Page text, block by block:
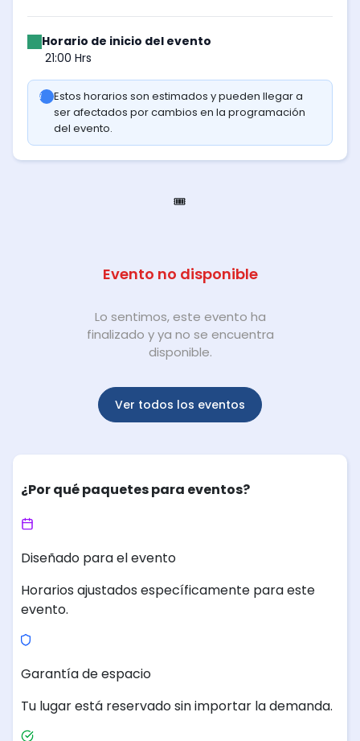
Horario de inicio del evento
21:00 Hrs
Estos horarios son estimados y pueden llegar a
ser afectados por cambios en la programación
del evento.
🎟️
Evento no disponible
Lo sentimos, este evento ha
finalizado y ya no se encuentra
disponible.
Ver todos los eventos
¿Por qué paquetes para eventos?
Diseñado para el evento
Horarios ajustados específicamente para este
evento.
Garantía de espacio
Tu lugar está reservado sin importar la demanda.